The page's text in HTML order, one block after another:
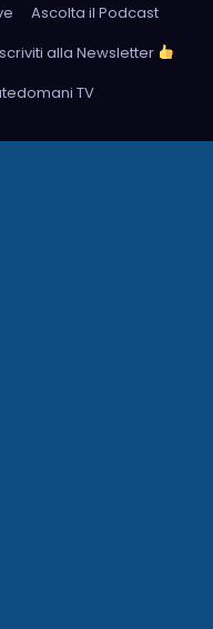
Ascolta il Podcast
alla Newsletter
TV